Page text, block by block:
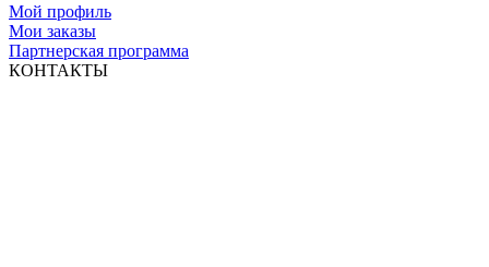
Мой профиль
Мои заказы
Партнерская программа
КОНТАКТЫ